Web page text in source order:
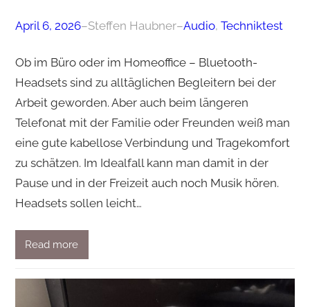
April 6, 2026–Steffen Haubner–Audio, Techniktest
Ob im Büro oder im Homeoffice – Bluetooth-
Headsets sind zu alltäglichen Begleitern bei der
Arbeit geworden. Aber auch beim längeren
Telefonat mit der Familie oder Freunden weiß man
eine gute kabellose Verbindung und Tragekomfort
zu schätzen. Im Idealfall kann man damit in der
Pause und in der Freizeit auch noch Musik hören.
Headsets sollen leicht…
Read more